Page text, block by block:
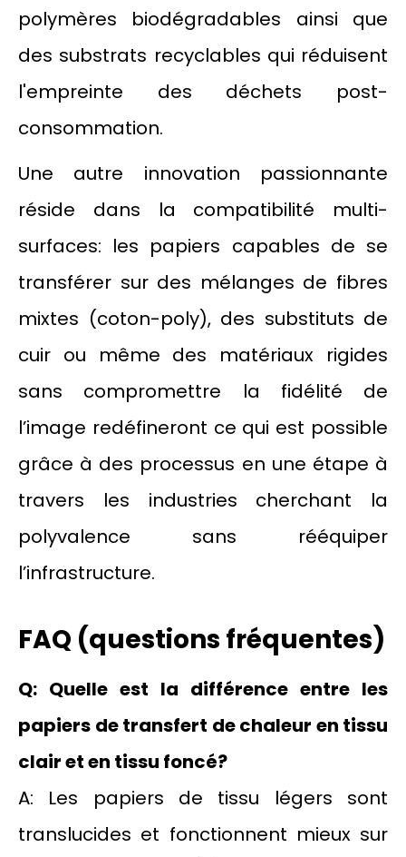
polymères biodégradables ainsi que
des substrats recyclables qui réduisent
l'empreinte des déchets post-
consommation.
Une autre innovation passionnante
réside dans la compatibilité multi-
surfaces: les papiers capables de se
transférer sur des mélanges de fibres
mixtes (coton-poly), des substituts de
cuir ou même des matériaux rigides
sans compromettre la fidélité de
l’image redéfineront ce qui est possible
grâce à des processus en une étape à
travers les industries cherchant la
polyvalence sans rééquiper
l’infrastructure.
FAQ (questions fréquentes)
Q: Quelle est la différence entre les
papiers de transfert de chaleur en tissu
clair et en tissu foncé?
A: Les papiers de tissu légers sont
translucides et fonctionnent mieux sur